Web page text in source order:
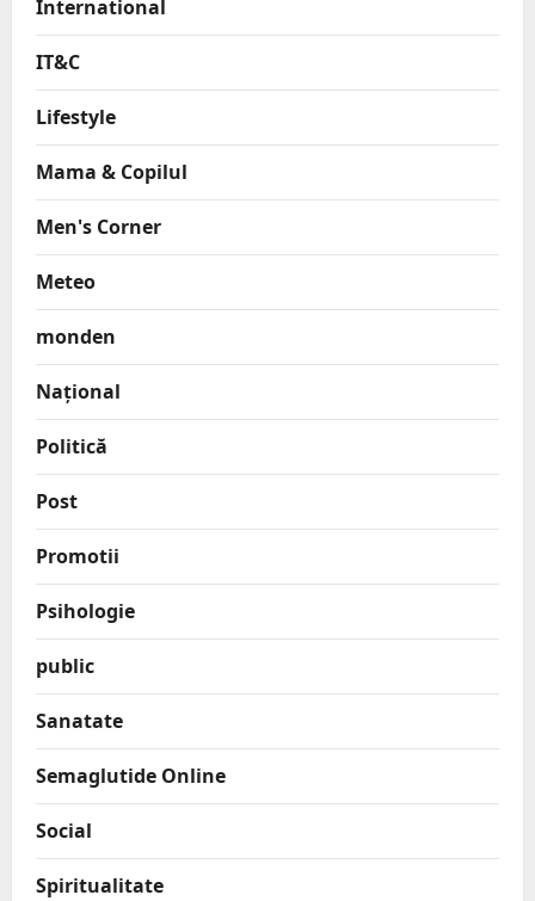
International
IT&C
Lifestyle
Mama & Copilul
Men's Corner
Meteo
monden
Național
Politică
Post
Promotii
Psihologie
public
Sanatate
Semaglutide Online
Social
Spiritualitate